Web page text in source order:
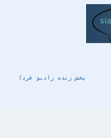
پخش زنده رادیو فردا